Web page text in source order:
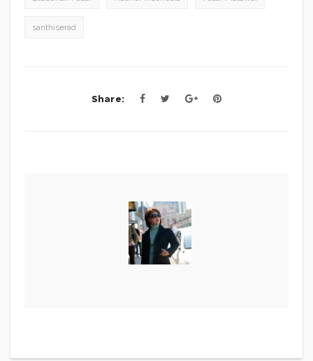
santhiserad
Share: